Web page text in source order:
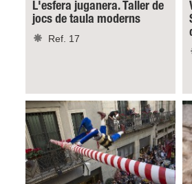
L'esfera juganera. Taller de
jocs de taula moderns
Ref. 17